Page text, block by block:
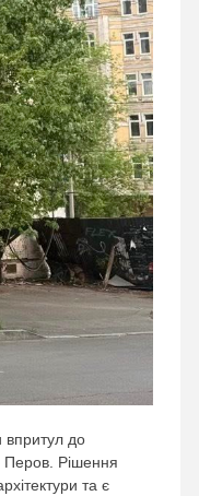
впритул до
Перов. Рішення
та є